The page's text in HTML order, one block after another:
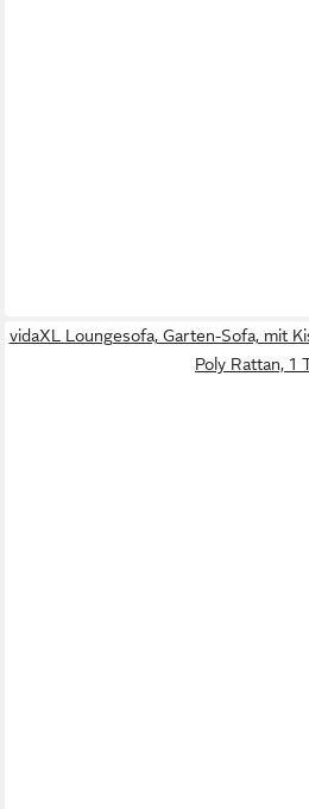
vidaXL Loungesofa, Garten-Sofa, mit
Poly Rattan, 1